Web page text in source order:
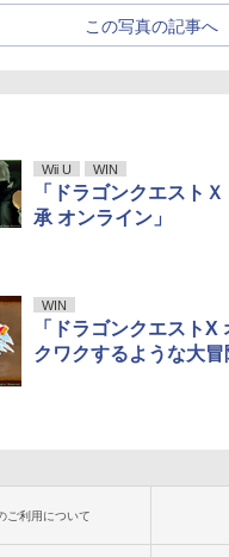
この写真の記事へ
Wii U WIN
「ドラゴンクエスト
承 オンライン」
WIN
「ドラゴンクエスト
クワクするような大
ご利用について